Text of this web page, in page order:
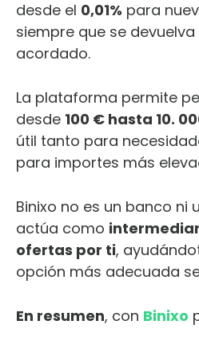
desde el 0,01% para
siempre que se
acordado.
La plataforma permite
desde 100 € hasta 10.
útil tanto para
para importes más
Binixo no es un banco ni
actúa como
ofertas por ti,
opción más adecuada
En resumen, con Binixo